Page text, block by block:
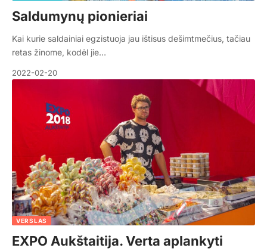
Saldumynų pionieriai
Kai kurie saldainiai egzistuoja jau ištisus dešimtmečius, tačiau
retas žinome, kodėl jie…
2022-02-20
VERSLAS
EXPO Aukštaitija. Verta aplankyti